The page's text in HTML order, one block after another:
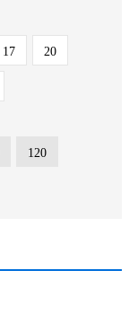
17 20
120